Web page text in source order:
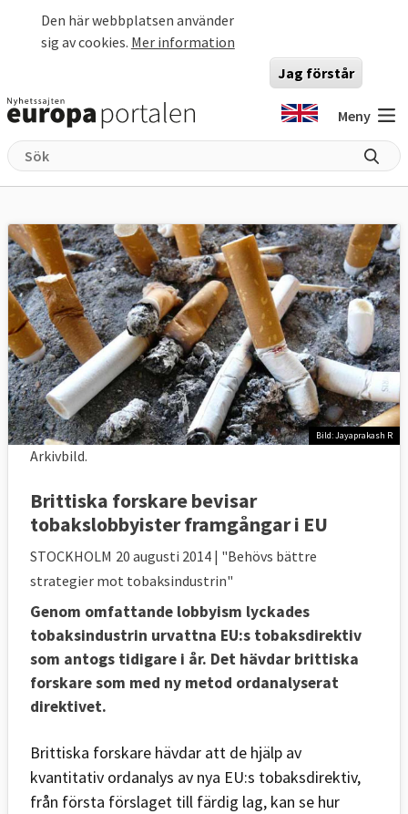
Den här webbplatsen använder
sig av cookies. Mer information
Jag förstår
Meny
Bild: Jayaprakash R
Arkivbild.
Brittiska forskare bevisar
tobakslobbyister framgångar i EU
STOCKHOLM 20 augusti 2014 | "Behövs bättre
strategier mot tobaksindustrin"
Genom omfattande lobbyism lyckades
tobaksindustrin urvattna EU:s tobaksdirektiv
som antogs tidigare i år. Det hävdar brittiska
forskare som med ny metod ordanalyserat
direktivet.
Brittiska forskare hävdar att de hjälp av
kvantitativ ordanalys av nya EU:s tobaksdirektiv,
från första förslaget till färdig lag, kan se hur